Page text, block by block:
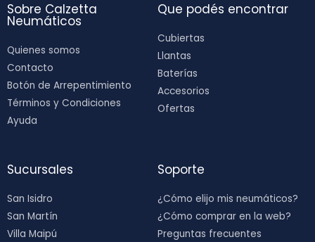
Sobre Calzetta
Neumáticos
Quienes somos
Contacto
Botón de Arrepentimiento
Términos y Condiciones
Ayuda
Que podés encontrar
Cubiertas
Llantas
Baterías
Accesorios
Ofertas
Sucursales
San Isidro
San Martín
Villa Maipú
Soporte
¿Cómo elijo mis neumáticos?
¿Cómo comprar en la web?
Preguntas frecuentes